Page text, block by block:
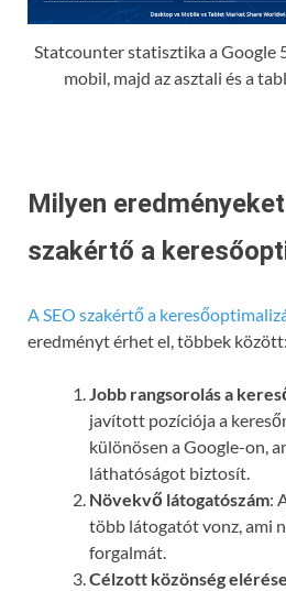
Statcounter statisztika a Google
mobil, majd az asztali és a
Milyen
szakértő a
A SEO szakértő a
eredményt érhet el, többek között:
Jobb rangsorolás a
javított pozíciója a
különösen a Google-on,
láthatóságot biztosít.
Növekvő látogatószám:
több látogatót vonz, ami
forgalmát.
Célzott közönség elérése